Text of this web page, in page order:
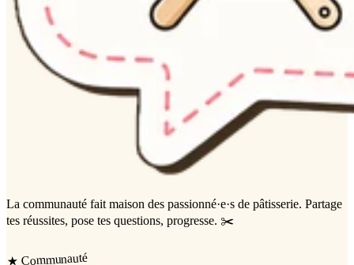
La communauté fait maison des passionné·e·s de pâtisserie. Partage
tes réussites, pose tes questions, progresse. ✂️
★ Communauté